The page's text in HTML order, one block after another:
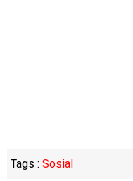
Tags : Sosial